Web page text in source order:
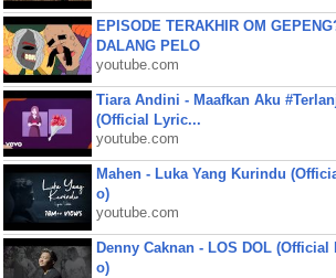
EPISODE TERAKHIR OM
DALANG PELO
youtube.com
Tiara Andini - Maafkan Aku
(Official Lyric...
youtube.com
Mahen - Luka Yang Kurindu
o)
youtube.com
Denny Caknan - LOS DOL (Official
o)